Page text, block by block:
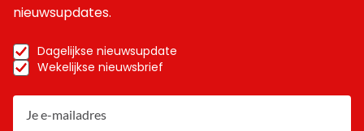
nieuwsupdates.
Dagelijkse nieuwsupdate
Wekelijkse nieuwsbrief